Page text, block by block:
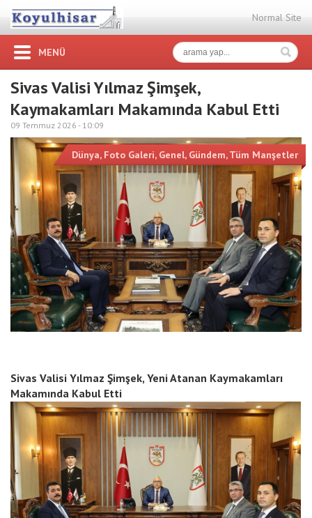
Normal Site
MENÜ
Sivas Valisi Yılmaz Şimşek,
Kaymakamları Makamında Kabul Etti
09 Temmuz 2026 - 10:09
Dünya, Foto Galeri, Genel, Gündem,Tüm Manşetler
Sivas Valisi Yılmaz Şimşek, Yeni Atanan Kaymakamları
Makamında Kabul Etti